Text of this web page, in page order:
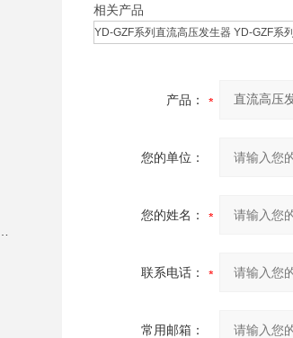
相关产品
YD-GZF系列直流高压发生器 YD-GZF系列
产品：
您的单位：
您的姓名：
联系电话：
常用邮箱：